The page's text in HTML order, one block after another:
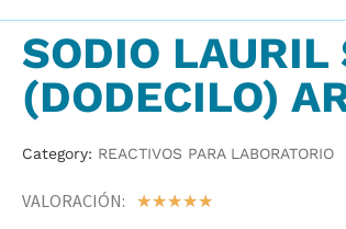
SODIO LAURIL
(DODECILO)
Category: REACTIVOS PARA LABORATORIO
VALORACIÓN: ☆☆☆☆☆